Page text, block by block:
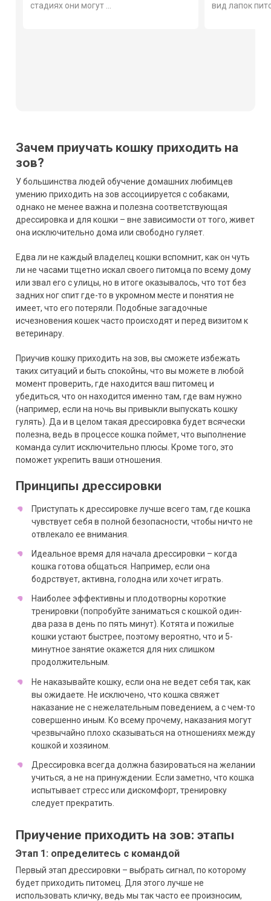
стадиях они могут ...
вид лапок
Зачем приучать кошку приходить на
зов?
У большинства людей обучение домашних любимцев
умению приходить на зов ассоциируется с собаками,
однако не менее важна и полезна соответствующая
дрессировка и для кошки – вне зависимости от того, живет
она исключительно дома или свободно гуляет.
Едва ли не каждый владелец кошки вспомнит, как он чуть
ли не часами тщетно искал своего питомца по всему дому
или звал его с улицы, но в итоге оказывалось, что тот без
задних ног спит где-то в укромном месте и понятия не
имеет, что его потеряли. Подобные загадочные
исчезновения кошек часто происходят и перед визитом к
ветеринару.
Приучив кошку приходить на зов, вы сможете избежать
таких ситуаций и быть спокойны, что вы можете в любой
момент проверить, где находится ваш питомец и
убедиться, что он находится именно там, где вам нужно
(например, если на ночь вы привыкли выпускать кошку
гулять). Да и в целом такая дрессировка будет всячески
полезна, ведь в процессе кошка поймет, что выполнение
команда сулит исключительно плюсы. Кроме того, это
поможет укрепить ваши отношения.
Принципы дрессировки
Приступать к дрессировке лучше всего там, где кошка
чувствует себя в полной безопасности, чтобы ничто не
отвлекало ее внимания.
Идеальное время для начала дрессировки – когда
кошка готова общаться. Например, если она
бодрствует, активна, голодна или хочет играть.
Наиболее эффективны и плодотворны короткие
тренировки (попробуйте заниматься с кошкой один-
два раза в день по пять минут). Котята и пожилые
кошки устают быстрее, поэтому вероятно, что и 5-
минутное занятие окажется для них слишком
продолжительным.
Не наказывайте кошку, если она не ведет себя так, как
вы ожидаете. Не исключено, что кошка свяжет
наказание не с нежелательным поведением, а с чем-то
совершенно иным. Ко всему прочему, наказания могут
чрезвычайно плохо сказываться на отношениях между
кошкой и хозяином.
Дрессировка всегда должна базироваться на желании
учиться, а не на принуждении. Если заметно, что кошка
испытывает стресс или дискомфорт, тренировку
следует прекратить.
Приучение приходить на зов: этапы
Этап 1: определитесь с командой
Первый этап дрессировки – выбрать сигнал, по которому
будет приходить питомец. Для этого лучше не
использовать кличку, ведь мы так часто ее произносим,